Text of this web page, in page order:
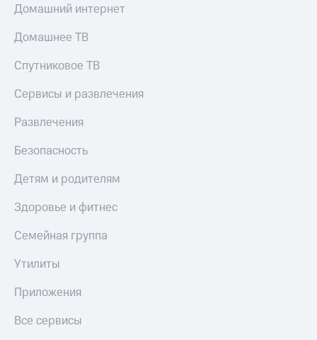
Домашний интернет
Домашнее ТВ
Спутниковое ТВ
Сервисы и развлечения
Развлечения
Безопасность
Детям и родителям
Здоровье и фитнес
Семейная группа
Утилиты
Приложения
Все сервисы